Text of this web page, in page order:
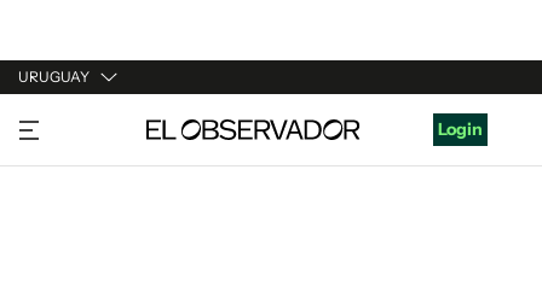
URUGUAY
URUGUAY
ARGENTINA
Login